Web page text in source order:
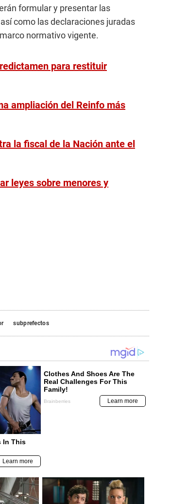
formular y presentar las
como las declaraciones juradas
normativo vigente.
para restituir
ampliación del Reinfo más
la fiscal de la Nación ante el
leyes sobre menores y
subprefectos